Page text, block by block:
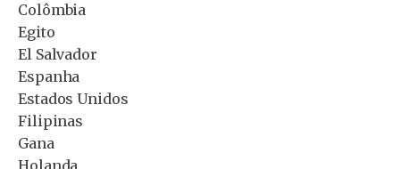
Colômbia
Egito
El Salvador
Espanha
Estados Unidos
Filipinas
Gana
Holanda